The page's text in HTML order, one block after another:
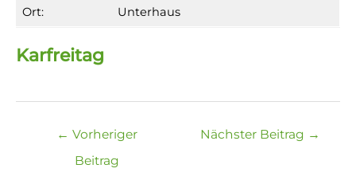
Ort:
Unterhaus
Karfreitag
Beitragsnavigation
← Vorheriger
Beitrag
Nächster Beitrag →